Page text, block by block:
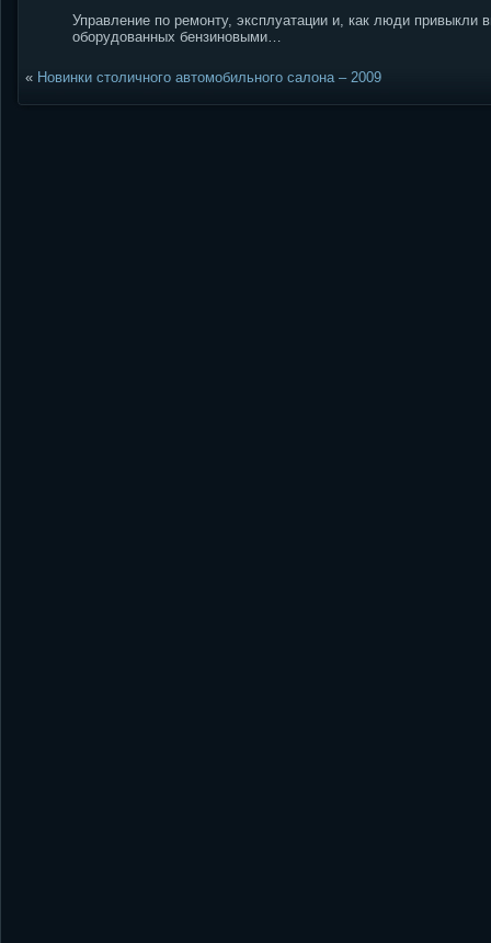
Управление по ремонту, эксплуатации и, как люди
оборудованных бензиновыми…
« Новинки столичного автомобильного салона – 2009